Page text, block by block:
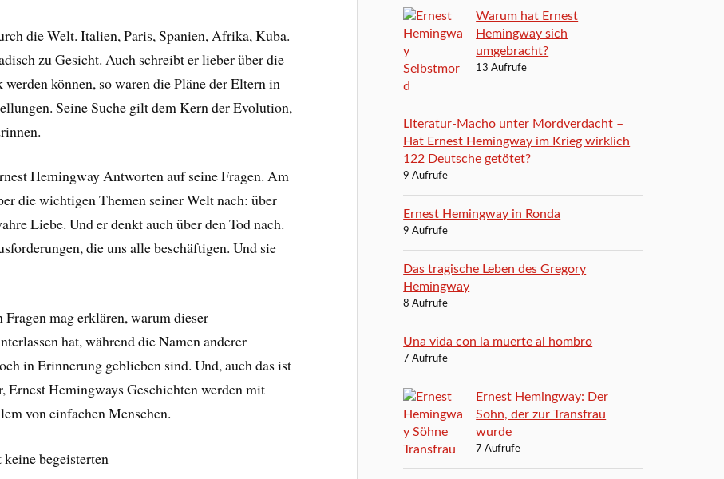
die Welt. Italien, Paris, Spanien, Afrika, Kuba.
zu Gesicht. Auch schreibt er lieber über die
können, so waren die Pläne der Eltern in
Seine Suche gilt dem Kern der Evolution,
Hemingway Antworten auf seine Fragen. Am
die wichtigen Themen seiner Welt nach: über
Liebe. Und er denkt auch über den Tod nach.
die uns alle beschäftigen. Und sie
mag erklären, warum dieser
hat, während die Namen anderer
in Erinnerung geblieben sind. Und, auch das ist
Hemingways Geschichten werden mit
von einfachen Menschen.
begeisterten
Warum hat Ernest
Hemingway sich
umgebracht?
13 Aufrufe
Literatur-Macho unter Mordverdacht –
Hat Ernest Hemingway im Krieg wirklich
122 Deutsche getötet?
9 Aufrufe
Ernest Hemingway in Ronda
9 Aufrufe
Das tragische Leben des Gregory
Hemingway
8 Aufrufe
Una vida con la muerte al hombro
7 Aufrufe
Ernest Hemingway: Der
Sohn, der zur Transfrau
wurde
7 Aufrufe